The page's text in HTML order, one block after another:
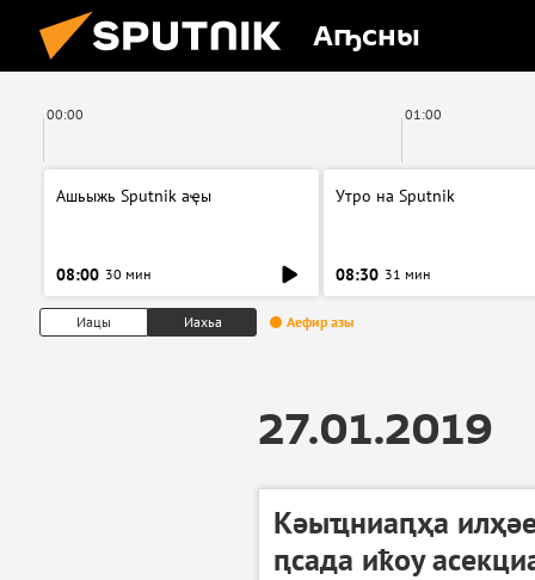
Аҧсны
00:00 01:00
Ашьыжь Sputnik аҿы
08:00 30 мин
Утро на Sputnik
08:30 31 мин
Иацы Иахьа Аефир азы
27.01.2019
Кәыҵниаԥҳа
ԥсада иҟоу